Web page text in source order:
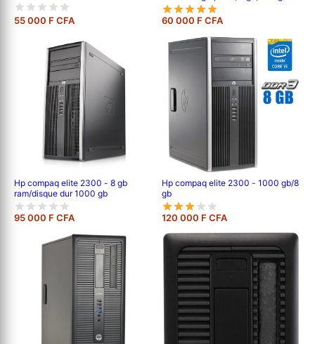
55 000 F CFA
hdd, 1gb de mémoire vidéo dédier
60 000 F CFA
Hp compaq elite 2300 - 8 gb
ram/disque dur 1000 gb
95 000 F CFA
Hp compaq elite 2300 - 1000 gb/8
gb
120 000 F CFA